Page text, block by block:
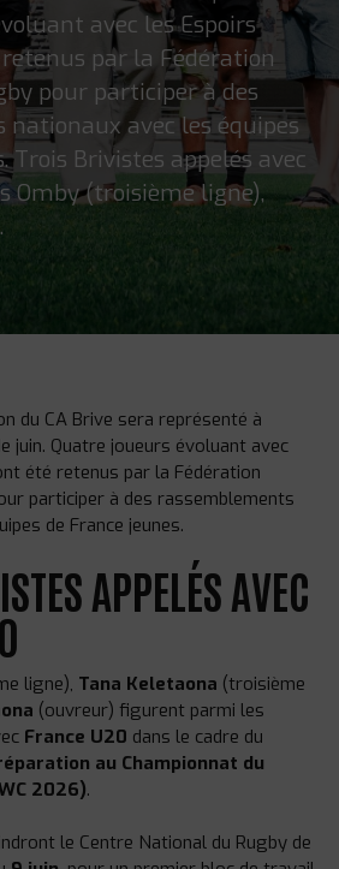
avec les Espoirs
par la Fédération
pour participer à des
nationaux avec les équipes
Trois Brivistes appelés avec
Omby (troisième ligne),
du CA Brive sera représenté à
juin. Quatre joueurs évoluant avec
été retenus par la Fédération
participer à des rassemblements
de France jeunes.
APPELÉS AVEC
ligne), Tana Keletaona (troisième
(ouvreur) figurent parmi les
France U20 dans le cadre du
au Championnat du
2026).
le Centre National du Rugby de